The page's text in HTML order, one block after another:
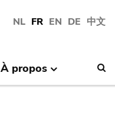
NL FR EN DE 中文
À propos